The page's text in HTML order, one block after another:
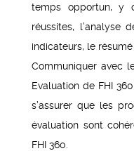
temps opportun, y
réussites, l’analyse
indicateurs, le
Communiquer avec
Evaluation de FHI
s’assurer que les
évaluation sont
FHI 360.